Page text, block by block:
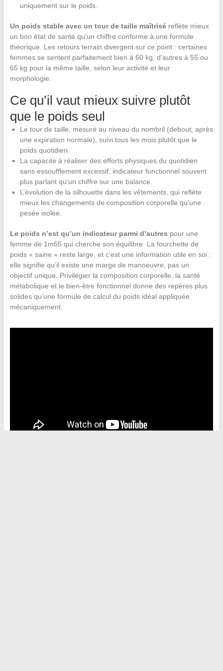
uniquement sur le poids.
Un poids stable avec un tour de taille maîtriséreflète mieux
un bon état de santé qu’un chiffre conforme à une formule
théorique. Les retours terrain divergent sur ce point : certaines
femmes se sentent parfaitement bien à 60 kg, d’autres à 55 ou
65 kg pour la même taille, selon leur activité et leur
morphologie.
Ce qu’il vaut mieux suivre plutôt
que le poids seul
Le tour de taille, mesuré au niveau du nombril (debout, après
une expiration normale), suivi tous les mois plutôt que le
poids quotidien.
La capacité à réaliser des efforts physiques du quotidien
sans essoufflement excessif, indicateur fonctionnel souvent
plus parlant qu’un chiffre sur une balance.
L’évolution de la silhouette dans les vêtements, qui reflète
mieux les changements de composition corporelle qu’une
pesée isolée.
Le poids n’est qu’un indicateur parmi d’autres pour une
femme de 1m65 qui cherche son équilibre. La fourchette de
poids « saine » reste large, et c’est une information utile en soi :
elle signifie qu’il existe une marge de manoeuvre, pas un
objectif unique. Privilégier la composition corporelle, la santé
métabolique et le bien-être fonctionnel donne des repères plus
solides qu’une formule de calcul du poids idéal appliquée
mécaniquement.